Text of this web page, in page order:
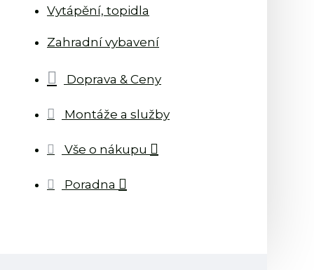
Vytápění, topidla
Zahradní vybavení
Doprava & Ceny
Montáže a služby
Vše o nákupu
Poradna